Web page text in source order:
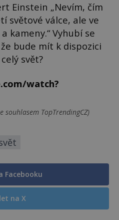
Einstein „Nevím, čím
světové válce, ale ve
kameny.“ Vyhubí se
bude mít k dispozici
svět?
watch?
souhlasem TopTrendingCZ)
Facebooku
na X